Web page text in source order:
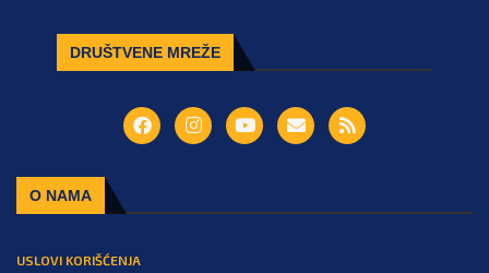
DRUŠTVENE MREŽE
O NAMA
USLOVI KORIŠĆENJA